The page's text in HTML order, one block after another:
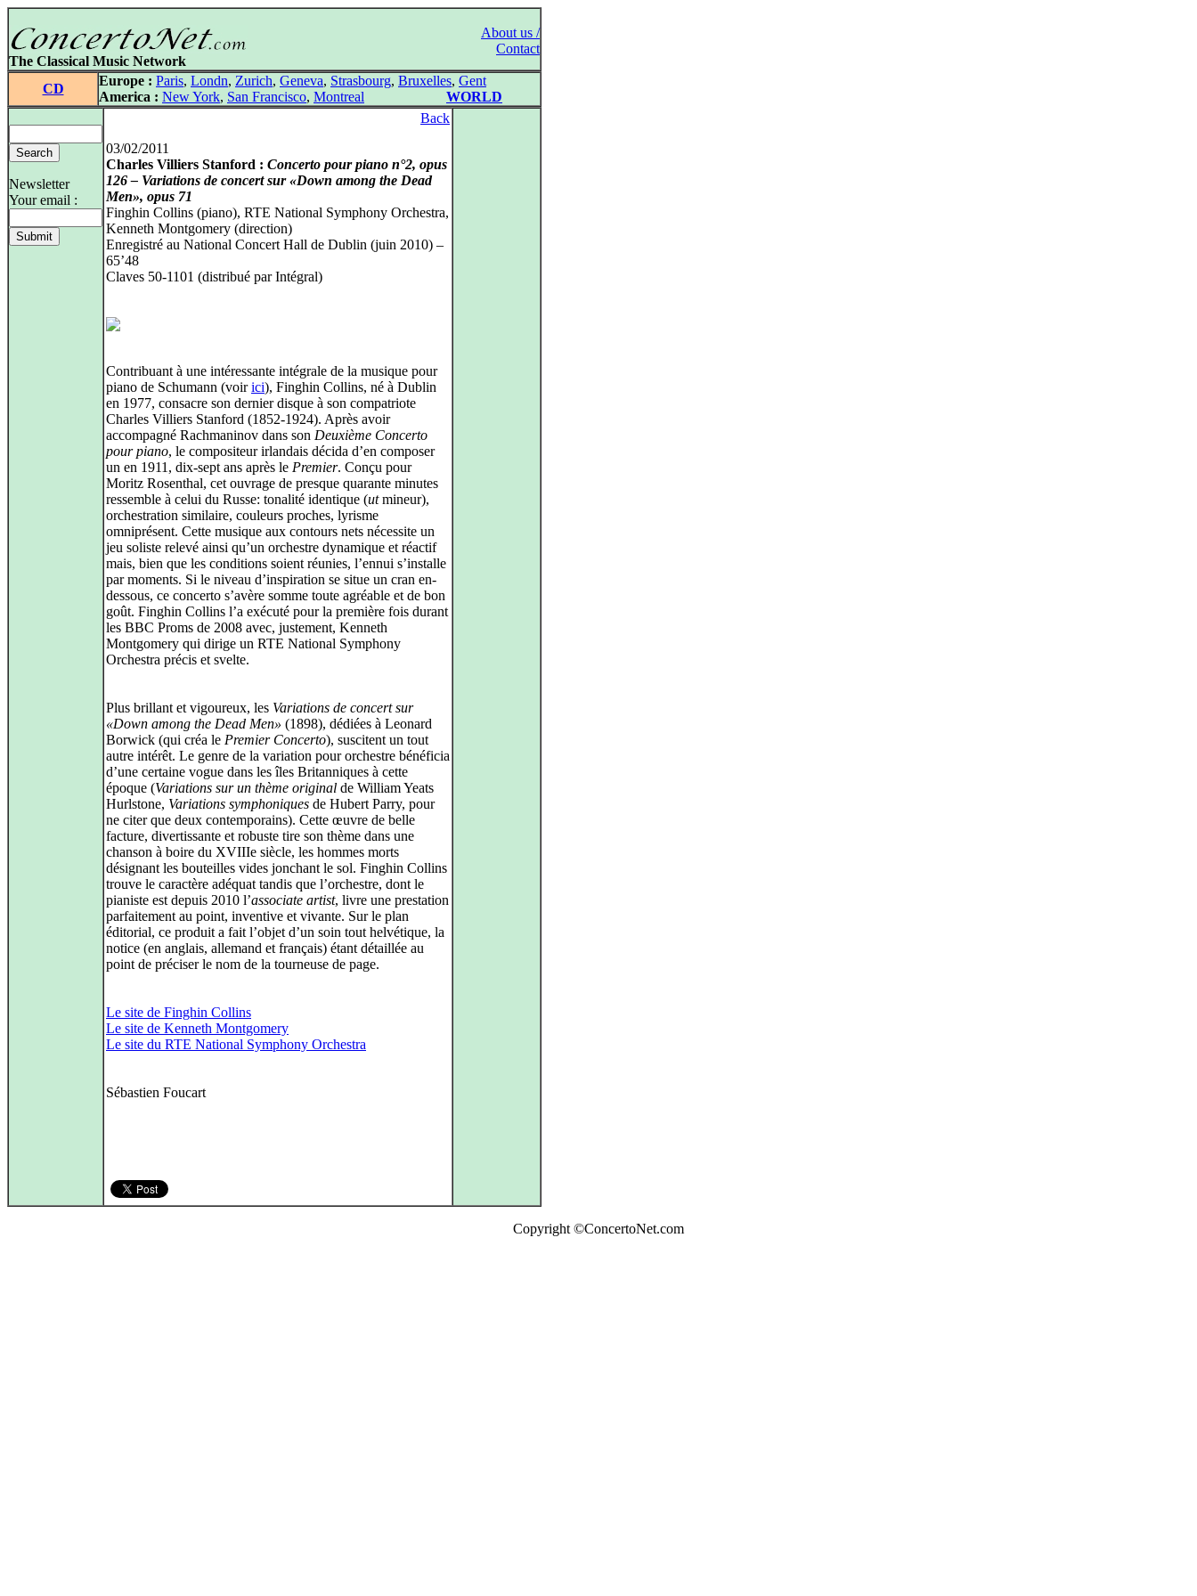
About us /
Contact
The Classical Music Network
CD
Europe : Paris, Londn, Zurich, Geneva, Strasbourg, Bruxelles, Gent
America : New York, San Francisco, Montreal WORLD
Newsletter
Your email :
Back
03/02/2011
Charles Villiers Stanford : Concerto pour piano n°2, opus
126 – Variations de concert sur «Down among the Dead
Men», opus 71
Finghin Collins (piano), RTE National Symphony Orchestra,
Kenneth Montgomery (direction)
Enregistré au National Concert Hall de Dublin (juin 2010) –
65’48
Claves 50-1101 (distribué par Intégral)
Contribuant à une intéressante intégrale de la musique pour
piano de Schumann (voirici), Finghin Collins, né à Dublin
en 1977, consacre son dernier disque à son compatriote
Charles Villiers Stanford (1852-1924). Après avoir
accompagné Rachmaninov dans son Deuxième Concerto
pour piano, le compositeur irlandais décida d’en composer
un en 1911, dix-sept ans après le Premier. Conçu pour
Moritz Rosenthal, cet ouvrage de presque quarante minutes
ressemble à celui du Russe: tonalité identique (utmineur),
orchestration similaire, couleurs proches, lyrisme
omniprésent. Cette musique aux contours nets nécessite un
jeu soliste relevé ainsi qu’un orchestre dynamique et réactif
mais, bien que les conditions soient réunies, l’ennui s’installe
par moments. Si le niveau d’inspiration se situe un cran en-
dessous, ce concerto s’avère somme toute agréable et de bon
goût. Finghin Collins l’a exécuté pour la première fois durant
les BBC Proms de 2008 avec, justement, Kenneth
Montgomery qui dirige un RTE National Symphony
Orchestra précis et svelte.
Plus brillant et vigoureux, les Variations de concert sur
«Down among the Dead Men» (1898), dédiées à Leonard
Borwick (qui créa le Premier Concerto), suscitent un tout
autre intérêt. Le genre de la variation pour orchestre bénéficia
d’une certaine vogue dans les îles Britanniques à cette
époque (Variations sur un thème original de William Yeats
Hurlstone, Variations symphoniques de Hubert Parry, pour
ne citer que deux contemporains). Cette œuvre de belle
facture, divertissante et robuste tire son thème dans une
chanson à boire du XVIIIe siècle, les hommes morts
désignant les bouteilles vides jonchant le sol. Finghin Collins
trouve le caractère adéquat tandis que l’orchestre, dont le
pianiste est depuis 2010 l’associate artist, livre une prestation
parfaitement au point, inventive et vivante. Sur le plan
éditorial, ce produit a fait l’objet d’un soin tout helvétique, la
notice (en anglais, allemand et français) étant détaillée au
point de préciser le nom de la tourneuse de page.
Le site de Finghin Collins
Le site de Kenneth Montgomery
Le site du RTE National Symphony Orchestra
Sébastien Foucart
Copyright ©ConcertoNet.com